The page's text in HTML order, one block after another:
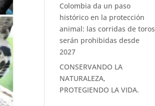
Colombia da un paso
histórico en la protección
animal: las corridas de toros
serán prohibidas desde
2027
CONSERVANDO LA
NATURALEZA,
PROTEGIENDO LA VIDA.